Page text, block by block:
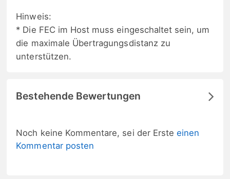
Hinweis:
* Die FEC im Host muss eingeschaltet sein, um
die maximale Übertragungsdistanz zu
unterstützen.
Bestehende Bewertungen
Noch keine Kommentare, sei der Ersteeinen
Kommentar posten